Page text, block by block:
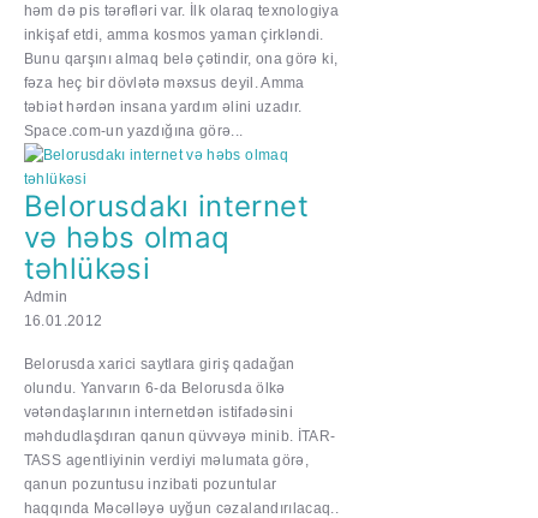
həm də pis tərəfləri var. İlk olaraq texnologiya
inkişaf etdi, amma kosmos yaman çirkləndi.
Bunu qarşını almaq belə çətindir, ona görə ki,
fəza heç bir dövlətə məxsus deyil. Amma
təbiət hərdən insana yardım əlini uzadır.
Space.com-un yazdığına görə...
Belorusdakı internet
və həbs olmaq
təhlükəsi
Admin
16.01.2012
Belorusda xarici saytlara giriş qadağan
olundu. Yanvarın 6-da Belorusda ölkə
vətəndaşlarının internetdən istifadəsini
məhdudlaşdıran qanun qüvvəyə minib. İTAR-
TASS agentliyinin verdiyi məlumata görə,
qanun pozuntusu inzibati pozuntular
haqqında Məcəlləyə uyğun cəzalandırılacaq..